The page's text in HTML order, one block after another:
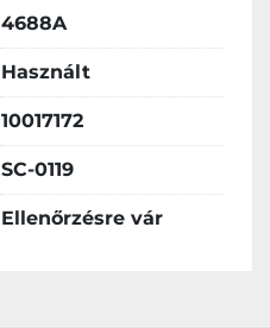
4688A
Használt
10017172
SC-0119
Ellenőrzésre vár